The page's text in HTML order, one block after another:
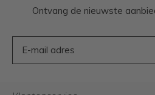
Ontvang de nieuwste